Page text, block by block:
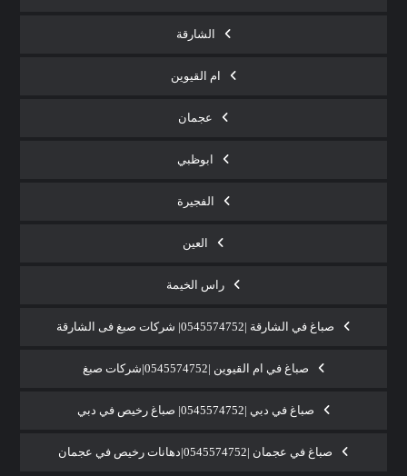
الشارقة
ام القيوين
عجمان
ابوظبي
الفجيرة
العين
راس الخيمة
صباغ في الشارقة |0545574752| شركات صبغ فى الشارقة
صباغ في ام القيوين |0545574752|شركات صبغ
صباغ في دبي |0545574752| صباغ رخيص في دبي
صباغ في عجمان |0545574752|دهانات رخيص في عجمان